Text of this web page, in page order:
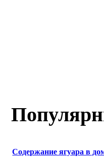
Содержание ягуара в